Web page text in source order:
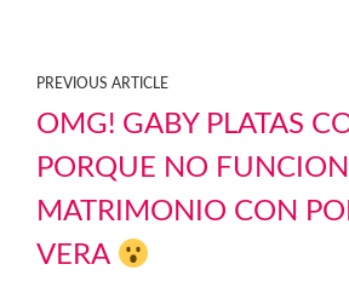
PREVIOUS ARTICLE
OMG! GABY PLATAS
PORQUE NO
MATRIMONIO CON
VERA